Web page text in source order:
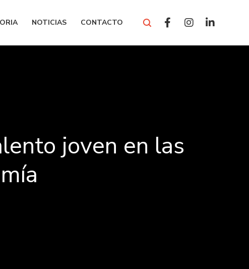
NOTICIAS CONTACTO
joven en las